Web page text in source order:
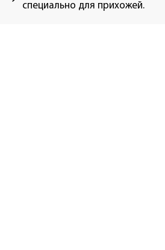
специально для прихожей.